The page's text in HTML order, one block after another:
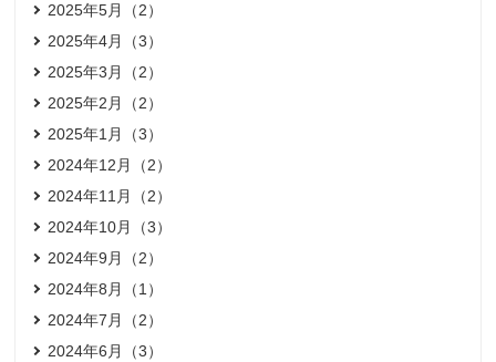
2025年5月（2）
2025年4月（3）
2025年3月（2）
2025年2月（2）
2025年1月（3）
2024年12月（2）
2024年11月（2）
2024年10月（3）
2024年9月（2）
2024年8月（1）
2024年7月（2）
2024年6月（3）